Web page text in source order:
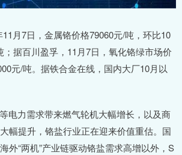
月7日，金属铬价格79060元/吨，环比10
；据百川盈孚，11月7日，氧化铬绿市场价
元/吨。据铁合金在线，国内大厂10月以
力需求带来燃气轮机大幅增长，以及商
幅提升，铬盐行业正在迎来价值重估。国
外“两机”产业链驱动铬盐需求高增以外，S